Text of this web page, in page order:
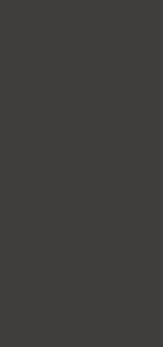
door
de
een
nodig
en
maakt